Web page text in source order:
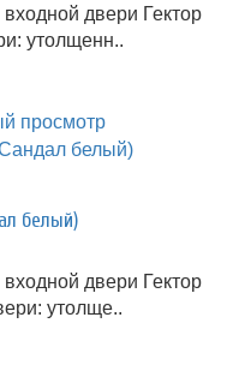
двери Гектор
утолщенн..
просмотр
белый)
двери Гектор
утолще..